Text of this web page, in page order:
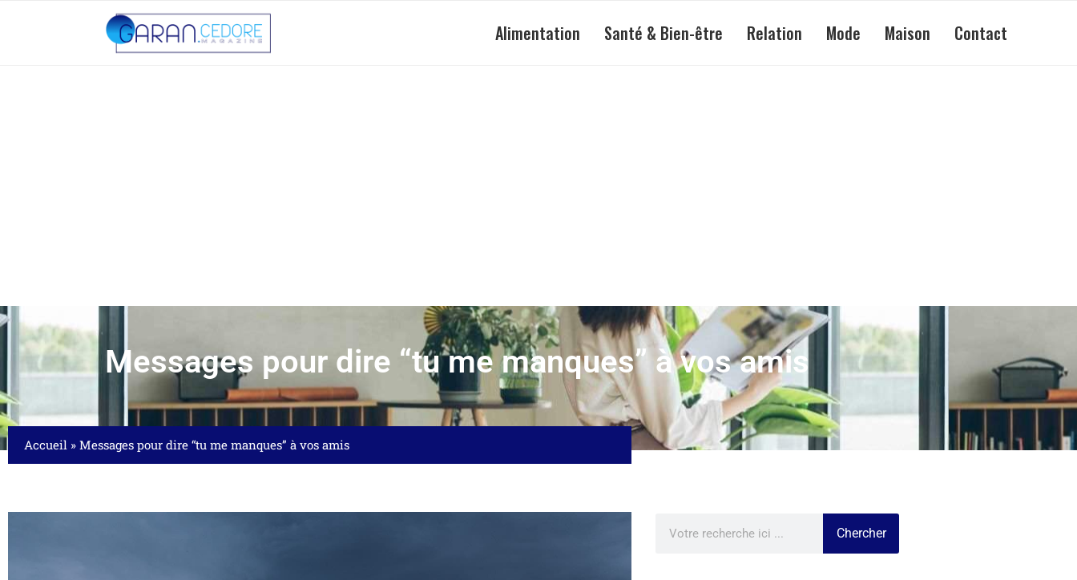
Alimentation Santé & Bien-être Relation Mode Maison Contact
Messages pour dire “tu me manques” à vos amis
Accueil » Messages pour dire “tu me manques” à vos amis
Chercher